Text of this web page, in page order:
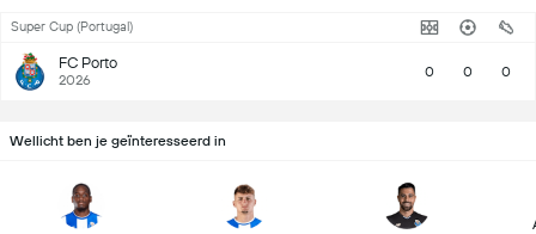
Super Cup (Portugal)
FC Porto
2026 0 0 0
Wellicht ben je geïnteresseerd in